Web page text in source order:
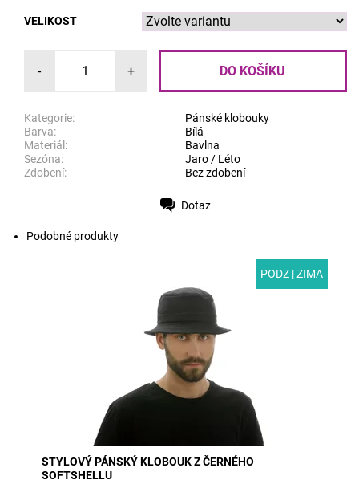
VELIKOST
- +
Kategorie:
Pánské klobouky
Barva:
Bílá
Materiál:
Bavlna
Sezóna:
Jaro / Léto
Zdobení:
Bez zdobení
Dotaz
Podobné produkty
PODZ | ZIMA
MODEL: S06 | Stylový pánský klobouk z černého
softshellu. Softshell je moderní vícevrstvý materiál se
speciální povrchovou úpravou. Je odolný proti...
Skladem
S06/55
STYLOVÝ PÁNSKÝ KLOBOUK Z ČERNÉHO
SOFTSHELLU